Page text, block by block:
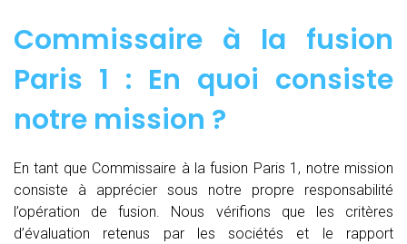
Commissaire à la fusion
Paris 1 : En quoi consiste
notre mission ?
En tant que Commissaire à la fusion Paris 1, notre mission
consiste à apprécier sous notre propre responsabilité
l’opération de fusion. Nous vérifions que les critères
d’évaluation retenus par les sociétés et le rapport